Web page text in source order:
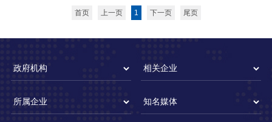
首页 上一页 1 下一页 尾页